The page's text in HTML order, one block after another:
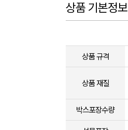
상품 기본정보
상품 규격
상품 재질
박스포장수량